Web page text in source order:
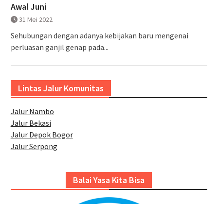
Awal Juni
31 Mei 2022
Sehubungan dengan adanya kebijakan baru mengenai
perluasan ganjil genap pada...
Lintas Jalur Komunitas
Jalur Nambo
Jalur Bekasi
Jalur Depok Bogor
Jalur Serpong
Balai Yasa Kita Bisa